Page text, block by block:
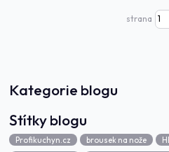
Kategorie blogu
Štítky blogu
Profikuchyn.cz brousek na nože
strana